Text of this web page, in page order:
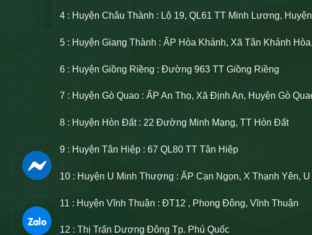
4 : Huyện Châu Thành : Lộ 19, QL61 TT Minh Lương,
5 : Huyện Giang Thành : ẤP Hòa Khánh, Xã Tân Khánh
6 : Huyện Giồng Riềng : Đường 963 TT Giồng Riềng
7 : Huyện Gò Quao : ẤP An Thọ, Xã Định An, Huyện Gò
8 : Huyện Hòn Đất : 22 Đường Minh Mạng, TT Hòn Đất
9 : Huyện Tân Hiệp : 67 QL80 TT Tân Hiệp
10 : Huyện U Minh Thượng : ẤP Cạn Ngọn, X Thạnh Yên,
11 : Huyện Vĩnh Thuận : ĐT12 , Phong Đông, Vĩnh Thuận
12 : Thị Trấn Dương Đông Tp. Phú Quốc